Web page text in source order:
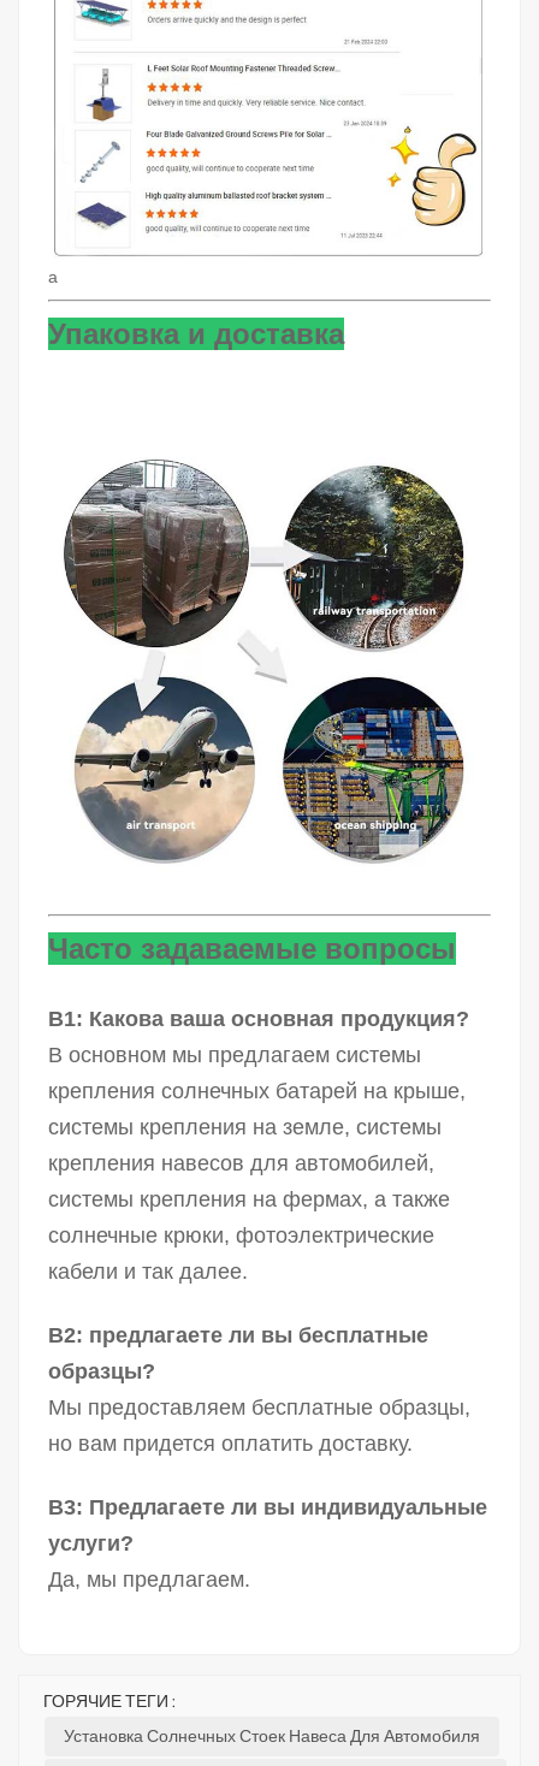
a
Упаковка и доставка
Часто задаваемые вопросы
В1: Какова ваша основная продукция?
В основном мы предлагаем системы
крепления солнечных батарей на крыше,
системы крепления на земле, системы
крепления навесов для автомобилей,
системы крепления на фермах, а также
солнечные крюки, фотоэлектрические
кабели и так далее.
В2: предлагаете ли вы бесплатные
образцы?
Мы предоставляем бесплатные образцы,
но вам придется оплатить доставку.
В3: Предлагаете ли вы индивидуальные
услуги?
Да, мы предлагаем.
ГОРЯЧИЕ ТЕГИ :
Установка Солнечных Стоек Навеса Для Автомобиля